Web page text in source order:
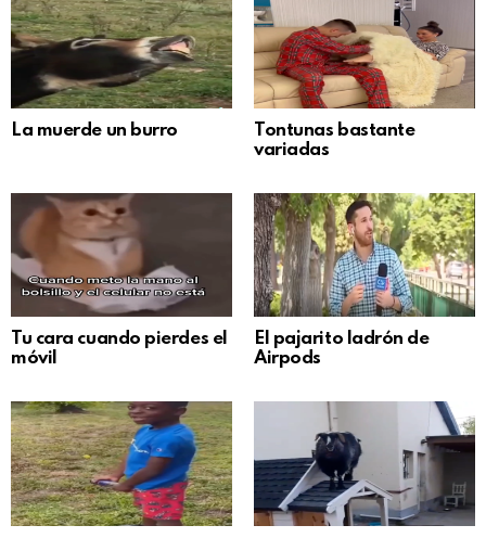
La muerde un burro
Tontunas bastante
variadas
Tu cara cuando pierdes el
móvil
El pajarito ladrón de
Airpods